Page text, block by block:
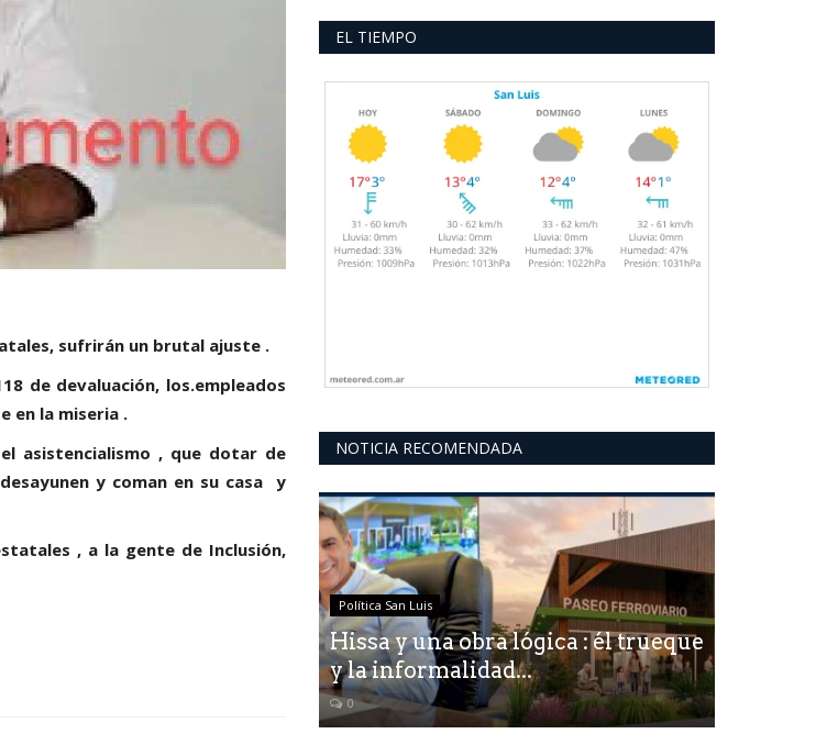
sufrirán un brutal ajuste .
de devaluación, los.empleados
en la miseria .
asistencialismo , que dotar de
y coman en su casa y
, a la gente de Inclusión,
EL TIEMPO
NOTICIA RECOMENDADA
Política San Luis
Hissa y una obra lógica : él trueque
y la informalidad...
0